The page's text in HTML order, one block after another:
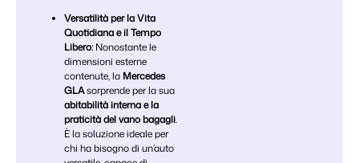
Versatilità per la Vita
Quotidiana e il Tempo
Libero: Nonostante le
dimensioni esterne
contenute, la Mercedes
GLAsorprende per la sua
abitabilità interna e la
praticità del vano bagagli.
È la soluzione ideale per
chi ha bisogno di un’auto